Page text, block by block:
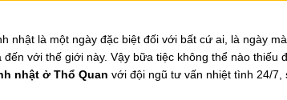
nhật là một ngày đặc biệt đối với bất cứ ai, là ngày
với thế giới này. Vậy bữa tiệc không thể nào thiếu
nhật ở Thổ Quan với đội ngũ tư vấn nhiệt tình 24/7,